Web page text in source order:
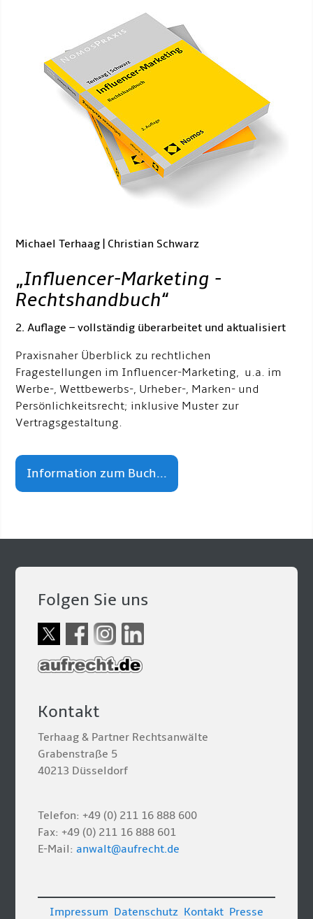
Michael Terhaag | Christian Schwarz
„Influencer-Marketing -
Rechtshandbuch“
2. Auflage – vollständig überarbeitet und aktualisiert
Praxisnaher Überblick zu rechtlichen
Fragestellungen im Influencer-Marketing, u.a. im
Werbe-, Wettbewerbs-, Urheber-, Marken- und
Persönlichkeitsrecht; inklusive Muster zur
Vertragsgestaltung.
Information zum Buch...
Folgen Sie uns
Kontakt
Terhaag & Partner Rechtsanwälte
Grabenstraße 5
40213 Düsseldorf
Telefon: +49 (0) 211 16 888 600
Fax: +49 (0) 211 16 888 601
E-Mail:anwalt@aufrecht.de
Impressum Datenschutz Kontakt Presse